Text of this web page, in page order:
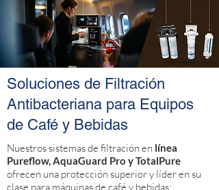
Soluciones de Filtración
Antibacteriana para Equipos
de Café y Bebidas
Nuestros sistemas de filtración en línea
Pureflow, AquaGuard Pro y TotalPure
ofrecen una protección superior y líder en su
clase para máquinas de café y bebidas: